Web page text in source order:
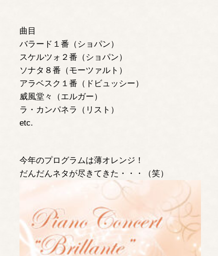
曲目
バラード１番（ショパン）
スケルツォ２番（ショパン）
ソナタ８番（モーツァルト）
アラベスク１番（ドビュッシー）
威風堂々（エルガー）
ラ・カンパネラ（リスト）
etc.
今年のプログラムは薄オレンジ！
だんだんネタが尽きてきた・・・（笑）